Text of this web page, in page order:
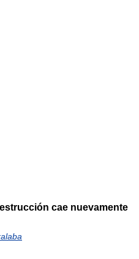
cae nuevamente